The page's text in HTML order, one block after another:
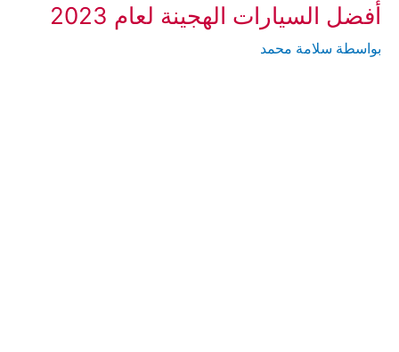
أفضل السيارات الهجينة لعام 2023
بواسطة سلامة محمد